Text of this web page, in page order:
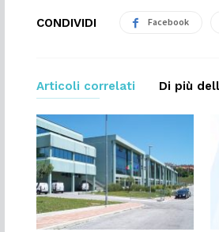
CONDIVIDI Facebook
Articoli correlati Di più